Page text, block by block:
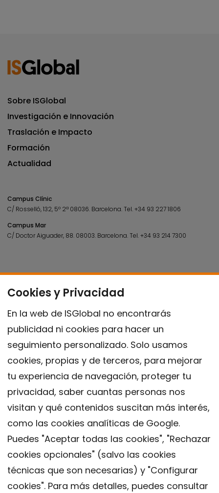
Cookies y Privacidad
En la web de ISGlobal no encontrarás
publicidad ni cookies para hacer un
seguimiento personalizado. Solo usamos
cookies, propias y de terceros, para mejorar
tu experiencia de navegación, proteger tu
privacidad, saber cuantas personas nos
visitan y qué contenidos suscitan más interés,
como las cookies analíticas de Google.
Puedes "Aceptar todas las cookies", "Rechazar
cookies opcionales" (salvo las cookies
técnicas que son necesarias) y "Configurar
cookies". Para más detalles, puedes consultar
Sobre ISGlobal
Investigación e Innovación
Traslación e Impacto
Formación
Actualidad
Campus Clínic
C/ Rosselló, 132, 5º 2ª 08036. Barcelona.Tel.+34 93 227 1806
Campus Mar
C/ Doctor Aiguader, 88. 08003. Barcelona.Tel.+34 93 214 7300
Contacto